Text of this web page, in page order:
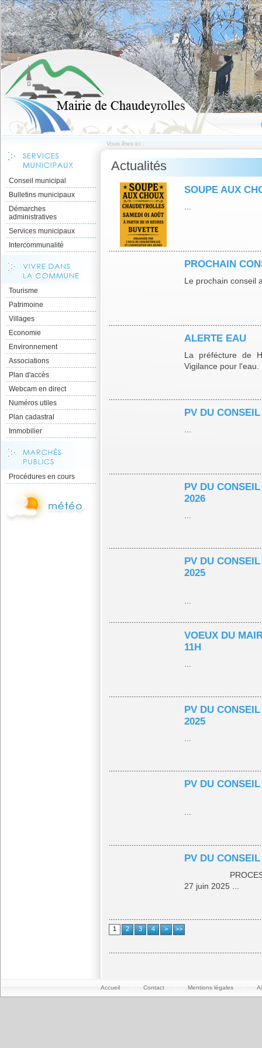
Vous êtes ici :
Conseil municipal
Bulletins municipaux
Démarches
administratives
Services municipaux
Intercommunalité
Tourisme
Patrimoine
Villages
Economie
Environnement
Associations
Plan d'accès
Webcam en direct
Numéros utiles
Plan cadastral
Immobilier
Procédures en cours
Actualités
SOUPE AUX
PROCHAIN
Le prochain conseil
ALERTE EAU
La préfécture de
Vigilance pour l'eau.
PV DU
PV DU
2026
PV DU
2025
VOEUX DU
11H
PV DU
2025
PV DU
PV DU
PROCES
27 juin 2025 ...
1 2 3 4 > >>
Accueil Contact Mentions légales